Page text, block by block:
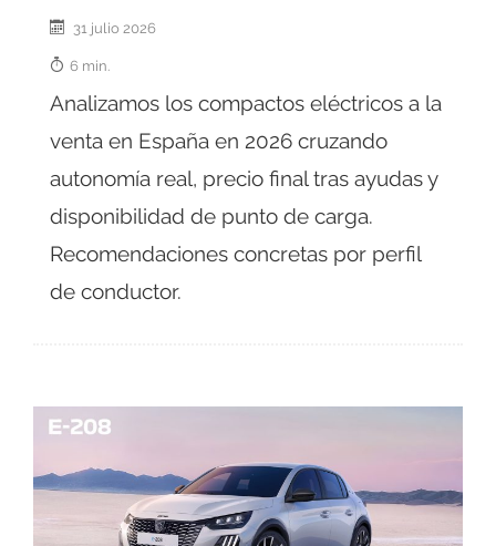
31 julio 2026
6 min.
Analizamos los compactos eléctricos a la
venta en España en 2026 cruzando
autonomía real, precio final tras ayudas y
disponibilidad de punto de carga.
Recomendaciones concretas por perfil
de conductor.